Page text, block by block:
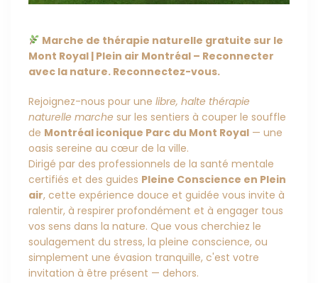
Marche de thérapie naturelle gratuite sur le
Mont Royal | Plein air Montréal – Reconnecter
avec la nature. Reconnectez-vous.
Rejoignez-nous pour une libre, halte thérapie
naturelle marche sur les sentiers à couper le souffle
de Montréal iconique Parc du Mont Royal — une
oasis sereine au cœur de la ville.
Dirigé par des professionnels de la santé mentale
certifiés et des guides Pleine Conscience en Plein
air, cette expérience douce et guidée vous invite à
ralentir, à respirer profondément et à engager tous
vos sens dans la nature. Que vous cherchiez le
soulagement du stress, la pleine conscience, ou
simplement une évasion tranquille, c'est votre
invitation à être présent — dehors.